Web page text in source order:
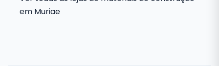
em Muriae